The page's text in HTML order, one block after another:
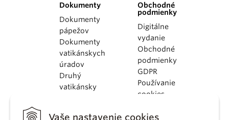
Vaše nastavenie cookies
Dokumenty
Dokumenty
pápežov
Dokumenty
vatikánskych
úradov
Druhý
vatikánsky
Obchodné
podmienky
Digitálne
vydanie
Obchodné
podmienky
GDPR
Používanie
cookies